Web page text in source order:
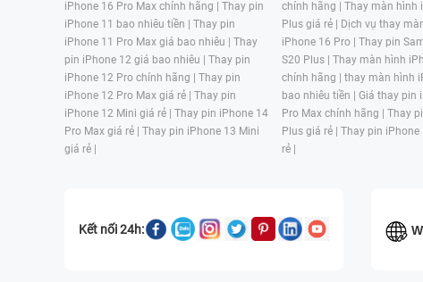
iPhone 16 Pro Max chính hãng | Thay pin
iPhone 11 bao nhiêu tiền | Thay pin
iPhone 11 Pro Max giá bao nhiêu | Thay
pin iPhone 12 giá bao nhiêu | Thay pin
iPhone 12 Pro chính hãng | Thay pin
iPhone 12 Pro Max giá rẻ | Thay pin
iPhone 12 Mini giá rẻ | Thay pin iPhone 14
Pro Max giá rẻ | Thay pin iPhone 13 Mini
giá rẻ |
chính hãng | Thay màn hình
Plus giá rẻ | Dịch vụ thay
iPhone 16 Pro | Thay pin
S20 Plus | Thay màn hình
chính hãng | thay màn hình
bao nhiêu tiền | Giá thay pin
Pro Max chính hãng | Thay
Plus giá rẻ | Thay pin iPhone
rẻ |
Kết nối 24h: